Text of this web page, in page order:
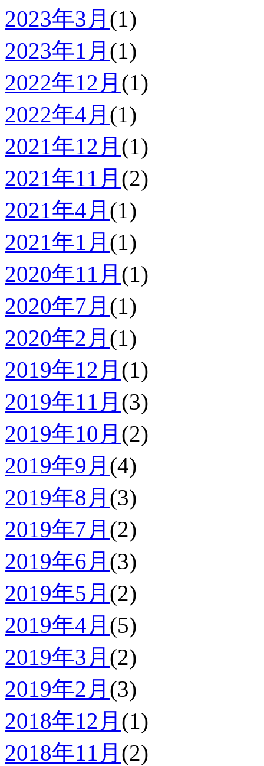
2023年3月 (1)
2023年1月 (1)
2022年12月 (1)
2022年4月 (1)
2021年12月 (1)
2021年11月 (2)
2021年4月 (1)
2021年1月 (1)
2020年11月 (1)
2020年7月 (1)
2020年2月 (1)
2019年12月 (1)
2019年11月 (3)
2019年10月 (2)
2019年9月 (4)
2019年8月 (3)
2019年7月 (2)
2019年6月 (3)
2019年5月 (2)
2019年4月 (5)
2019年3月 (2)
2019年2月 (3)
2018年12月 (1)
2018年11月 (2)